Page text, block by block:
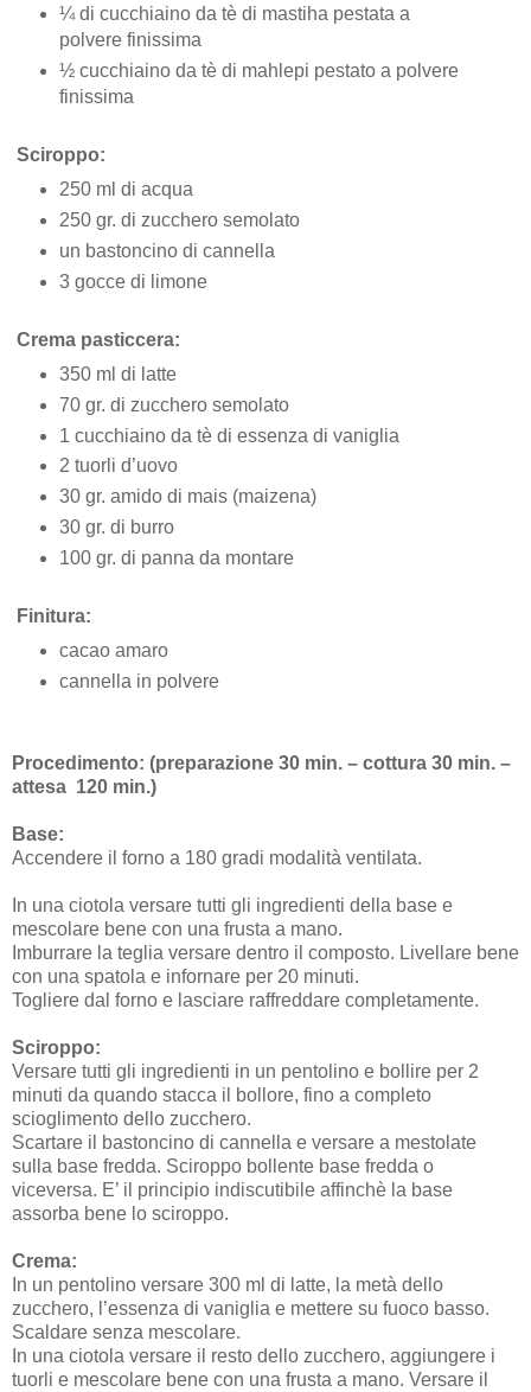
¼ di cucchiaino da tè di mastiha pestata a
polvere finissima
½ cucchiaino da tè di mahlepi pestato a polvere
finissima
Sciroppo:
250 ml di acqua
250 gr. di zucchero semolato
un bastoncino di cannella
3 gocce di limone
Crema pasticcera:
350 ml di latte
70 gr. di zucchero semolato
1 cucchiaino da tè di essenza di vaniglia
2 tuorli d’uovo
30 gr. amido di mais (maizena)
30 gr. di burro
100 gr. di panna da montare
Finitura:
cacao amaro
cannella in polvere
Procedimento: (preparazione 30 min. – cottura 30 min. –
attesa 120 min.)
Base:
Accendere il forno a 180 gradi modalità ventilata.
In una ciotola versare tutti gli ingredienti della base e
mescolare bene con una frusta a mano.
Imburrare la teglia versare dentro il composto. Livellare bene
con una spatola e infornare per 20 minuti.
Togliere dal forno e lasciare raffreddare completamente.
Sciroppo:
Versare tutti gli ingredienti in un pentolino e bollire per 2
minuti da quando stacca il bollore, fino a completo
scioglimento dello zucchero.
Scartare il bastoncino di cannella e versare a mestolate
sulla base fredda. Sciroppo bollente base fredda o
viceversa. E’ il principio indiscutibile affinchè la base
assorba bene lo sciroppo.
Crema:
In un pentolino versare 300 ml di latte, la metà dello
zucchero, l’essenza di vaniglia e mettere su fuoco basso.
Scaldare senza mescolare.
In una ciotola versare il resto dello zucchero, aggiungere i
tuorli e mescolare bene con una frusta a mano. Versare il